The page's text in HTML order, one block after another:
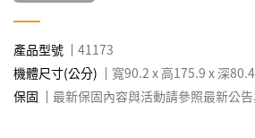
產品型號
41173
機體尺寸(公分)
寬90.2 x 高175.9 x 深80.4
保固
最新保固內容與活動請參照最新公